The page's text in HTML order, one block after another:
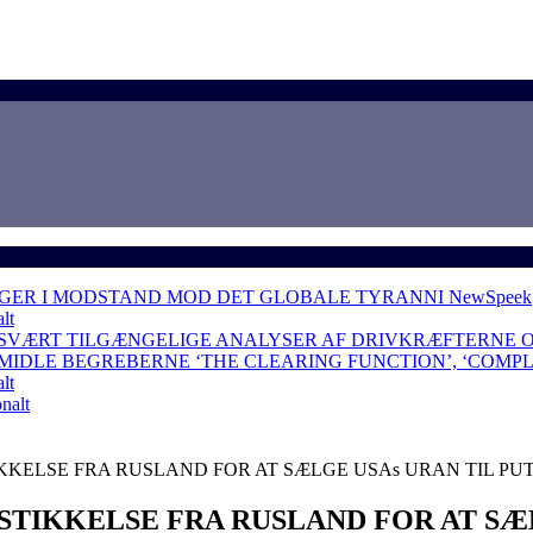
TILGÆNGELIGE ANALYSER AF DRIVKRÆFTERNE
BEGREBERNE ‘THE CLEARING FUNCTION’,
I MODSTAND MOD DET GLOBALE TYRANNI
FRA RUSLAND FOR AT SÆLGE USAs URAN TIL
FRA RUSLAND FOR AT